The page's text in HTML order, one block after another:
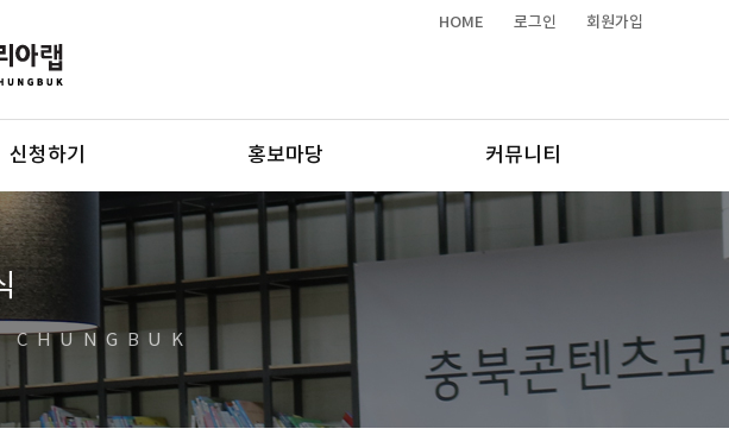
HOME 로그인 회원가입
신청하기 홍보마당 커뮤니티
CHUNGBUK